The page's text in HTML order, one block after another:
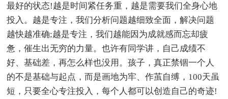
最好的状态!越是时间紧任务重，越是需要我们全身心地
投入。越是专注，我们分析问题越细致全面，解决问题
越快越准确;越是专注，我们越能因为成就感而忘却疲
惫，催生出无穷的力量。也许有同学讲，自己成绩不
好、基础差，再怎么样也没用。孩子，真正禁锢一个人
的不是基础与起点，而是画地为牢、作茧自缚，100天虽
短，只要全心专注投入，每个人都可以创造自己的奇迹!